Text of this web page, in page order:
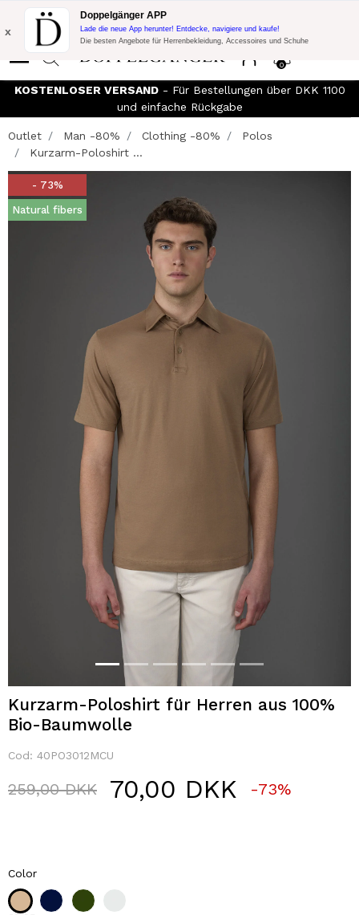
Blitzangebot:
10% Extra-Rabatt auf 300€ Einkauf mit Code:
DOPPEL300
0
x
Doppelgänger APP
Lade die neue App herunter! Entdecke, navigiere und kaufe!
Die besten Angebote für Herrenbekleidung, Accessoires und Schuhe
KOSTENLOSER VERSAND- Für Bestellungen über DKK 1100
und einfache Rückgabe
Outlet Man -80% Clothing -80%
Polos
Kurzarm-Poloshirt ...
- 73%
Natural fibers
Kurzarm-Poloshirt für Herren aus 100%
Bio-Baumwolle
Cod: 40PO3012MCU
Price reduced from
259,00 DKKto70,00 DKK -73%
Color